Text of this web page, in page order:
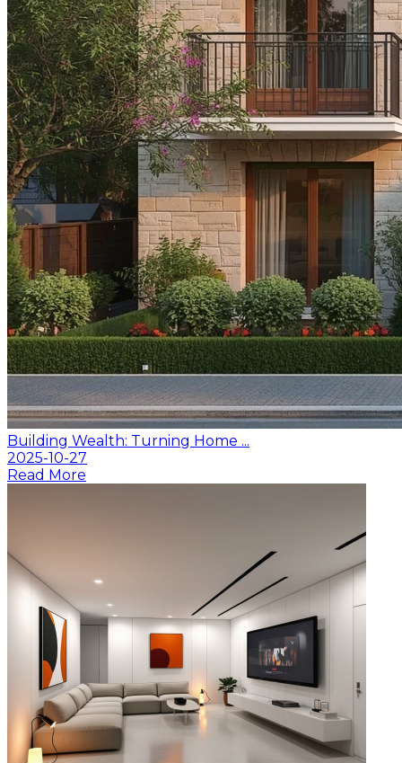
Building Wealth: Turning Home ...
2025-10-27
Read More